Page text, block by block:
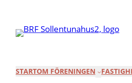
innehåll
STARTOM FÖRENINGEN